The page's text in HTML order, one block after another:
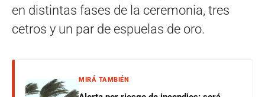
en distintas fases de la ceremonia, tres
cetros y un par de espuelas de oro.
MIRÁ TAMBIÉN